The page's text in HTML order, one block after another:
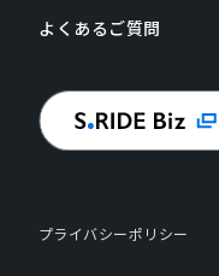
よくあるご質問
プライバシーポリシー